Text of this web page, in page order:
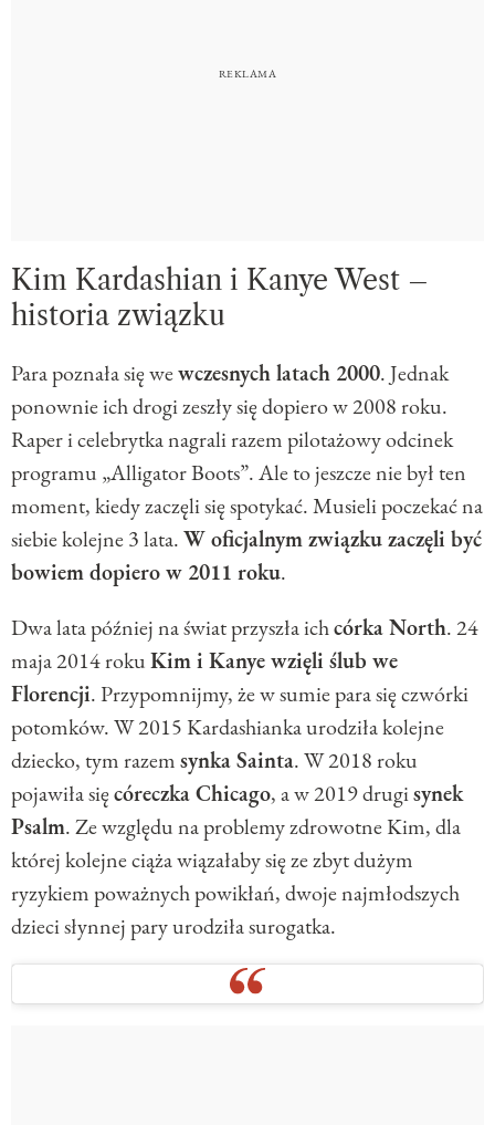
Kim Kardashian i Kanye West –
historia związku
Para poznała się wewczesnych latach 2000. Jednak
ponownie ich drogi zeszły się dopiero w 2008 roku.
Raper i celebrytka nagrali razem pilotażowy odcinek
programu „Alligator Boots”. Ale to jeszcze nie był ten
moment, kiedy zaczęli się spotykać. Musieli poczekać na
siebie kolejne 3 lata.W oficjalnym związku zaczęli być
bowiem dopiero w 2011 roku.
Dwa lata później na świat przyszła ichcórka North. 24
maja 2014 rokuKim i Kanye wzięli ślub we
Florencji. Przypomnijmy, że w sumie para się czwórki
potomków. W 2015 Kardashianka urodziła kolejne
dziecko, tym razemsynka Sainta. W 2018 roku
pojawiła sięcóreczka Chicago, a w 2019 drugisynek
Psalm. Ze względu na problemy zdrowotne Kim, dla
której kolejne ciąża wiązałaby się ze zbyt dużym
ryzykiem poważnych powikłań, dwoje najmłodszych
dzieci słynnej pary urodziła surogatka.